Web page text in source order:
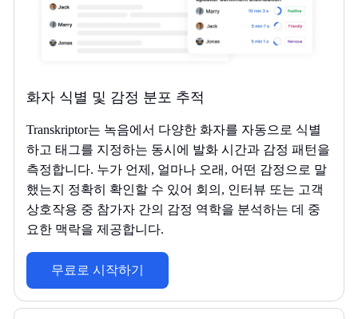
화자 식별 및 감정 분포 추적
Transkriptor는 녹음에서 다양한 화자를 자동으로 식별
하고 태그를 지정하는 동시에 발화 시간과 감정 패턴을
측정합니다. 누가 언제, 얼마나 오래, 어떤 감정으로 말
했는지 정확히 확인할 수 있어 회의, 인터뷰 또는 고객
상호작용 중 참가자 간의 감정 역학을 분석하는 데 중
요한 맥락을 제공합니다.
무료로 시작하기